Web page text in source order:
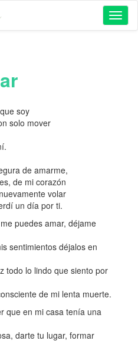
soy
solo mover
de amarme,
de mi corazón
volar
un día por ti.
puedes amar, déjame
sentimientos déjalos en
todo lo lindo que siento por
de mi lenta muerte.
que en mi casa tenía una
darte tu lugar, formar